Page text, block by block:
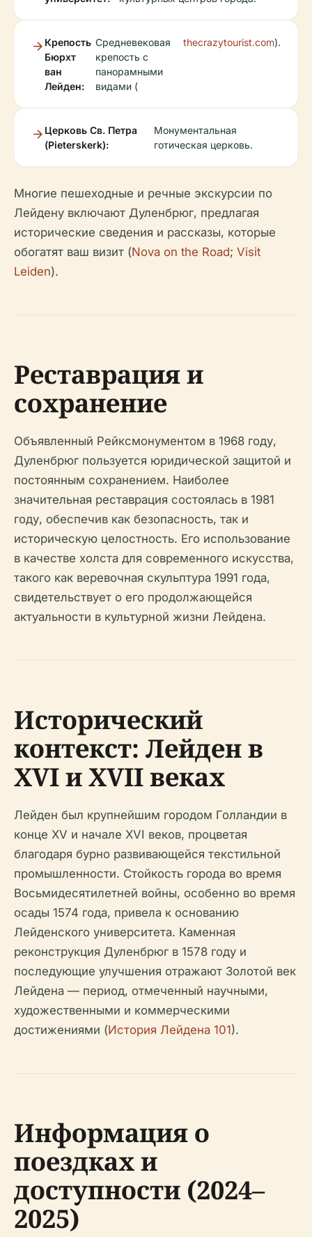
Крепость
Бюрхт
ван
Лейден:
Средневековая
крепость с
панорамными
видами (
thecrazytourist.com).
Церковь Св. Петра
(Pieterskerk):
Монументальная
готическая церковь.
Многие пешеходные и речные экскурсии по
Лейдену включают Дуленбрюг, предлагая
исторические сведения и рассказы, которые
обогатят ваш визит (Nova on the Road; Visit
Leiden).
Реставрация и
сохранение
Объявленный Рейксмонументом в 1968 году,
Дуленбрюг пользуется юридической защитой и
постоянным сохранением. Наиболее
значительная реставрация состоялась в 1981
году, обеспечив как безопасность, так и
историческую целостность. Его использование
в качестве холста для современного искусства,
такого как веревочная скульптура 1991 года,
свидетельствует о его продолжающейся
актуальности в культурной жизни Лейдена.
Исторический
контекст: Лейден в
XVI и XVII веках
Лейден был крупнейшим городом Голландии в
конце XV и начале XVI веков, процветая
благодаря бурно развивающейся текстильной
промышленности. Стойкость города во время
Восьмидесятилетней войны, особенно во время
осады 1574 года, привела к основанию
Лейденского университета. Каменная
реконструкция Дуленбрюг в 1578 году и
последующие улучшения отражают Золотой век
Лейдена — период, отмеченный научными,
художественными и коммерческими
достижениями (История Лейдена 101).
Информация о
поездках и
доступности (2024–
2025)